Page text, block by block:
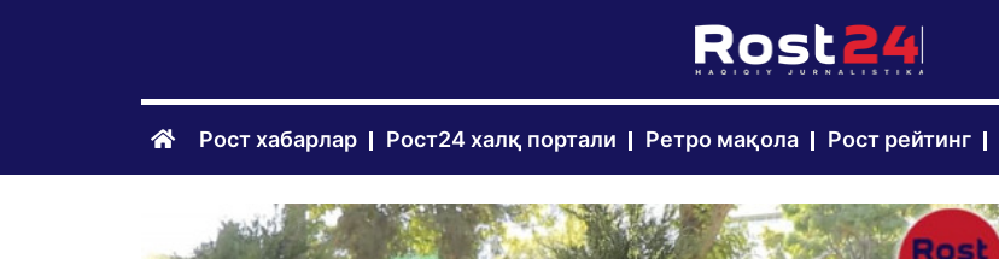
Рост хабарлар Рост24 халқ портали Ретро мақола Рост рейтинг